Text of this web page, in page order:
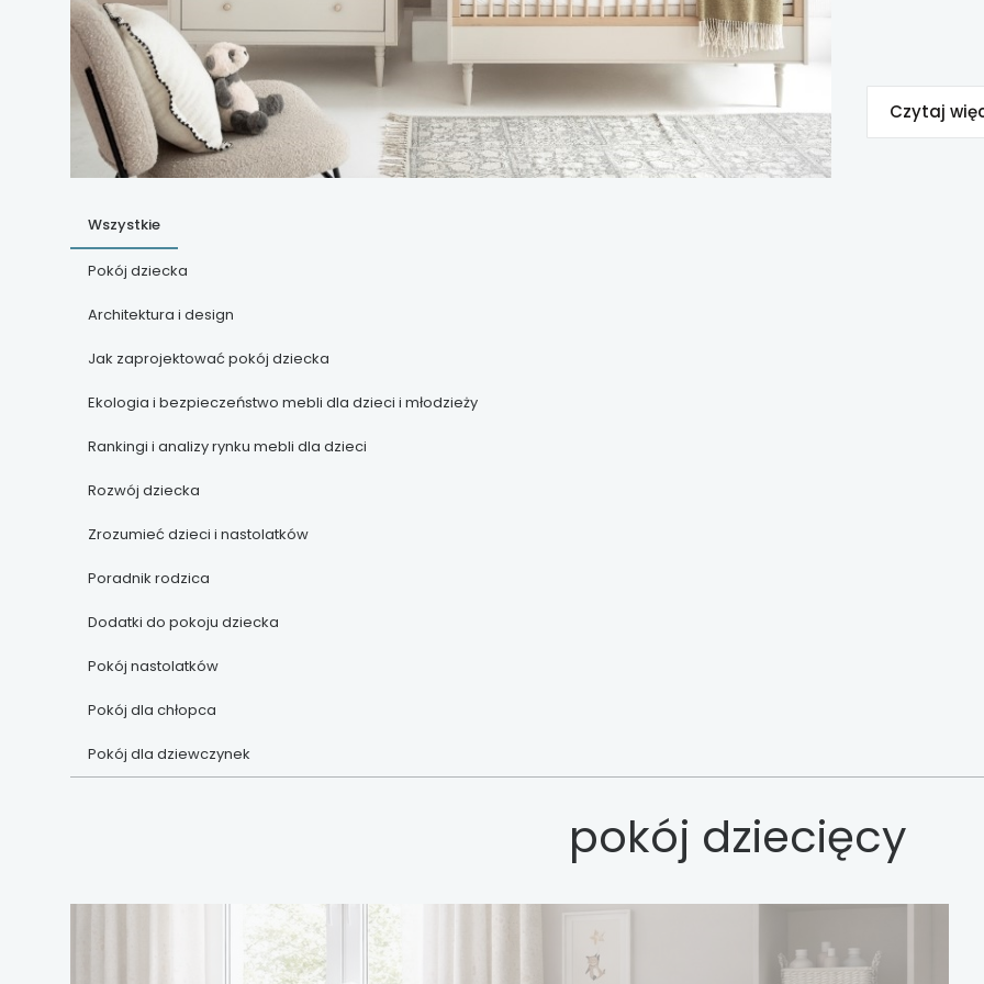
Czytaj
Wszystkie
Pokój dziecka
Architektura i design
Jak zaprojektować pokój dziecka
Ekologia i bezpieczeństwo mebli dla dzieci i młodzieży
Rankingi i analizy rynku mebli dla dzieci
Rozwój dziecka
Zrozumieć dzieci i nastolatków
Poradnik rodzica
Dodatki do pokoju dziecka
Pokój nastolatków
Pokój dla chłopca
Pokój dla dziewczynek
pokój dziecięcy